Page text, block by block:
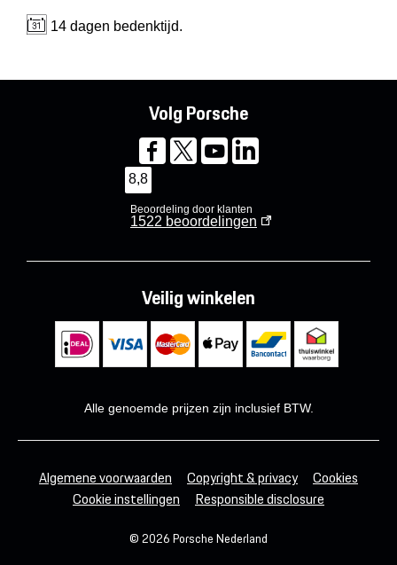
14 dagen bedenktijd.
Volg Porsche
8,8
Beoordeling door klanten
1522 beoordelingen
Veilig winkelen
Alle genoemde prijzen zijn inclusief BTW.
Algemene voorwaarden Copyright & privacy
Cookies
Cookie instellingen
Responsible disclosure
© 2026 Porsche Nederland